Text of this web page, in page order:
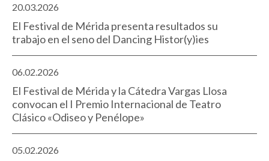
20.03.2026
El Festival de Mérida presenta resultados su
trabajo en el seno del Dancing Histor(y)ies
06.02.2026
El Festival de Mérida y la Cátedra Vargas Llosa
convocan el I Premio Internacional de Teatro
Clásico «Odiseo y Penélope»
05.02.2026